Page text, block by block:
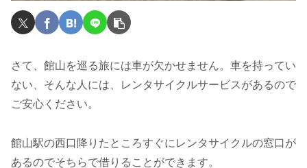
さて、館山を巡る旅には車が欠かせません。車を持ってい
ない、そんな人には、レンタサイクルサービスがあるので
ご安心ください。
館山駅の西口降りたところすぐにレンタサイクルの窓口が
あるのでそちらで借りることができます。